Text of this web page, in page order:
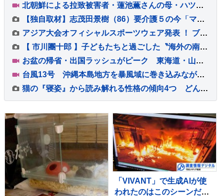
北朝鮮による拉致被害者・蓮池薫さんの母・ハツイさん（94）死去 進展しない拉致問題に 最後まで苛立ちも…
【独自取材】志茂田景樹（86）要介護５の今「ママとは壊れない絆で結ばれている」生活支える妻(78)
アジア大会オフィシャルスポーツウェア発表 ！ ブレイキン半井重幸「ファンの皆さんと心がつながっている」
【 市川團十郎 】子どもたちと過ごした〝海外の南国リゾート〟から帰国「ほっ、海外に子供達といくと それなりに緊張感あります」
お盆の帰省・出国ラッシュがピーク 東海道・山陽新幹線「のぞみ」下り 午前中はほぼ満席 羽田空港 国際線は出国のピーク 国内線には台風13号の影響が
台風13号 沖縄本島地方を暴風域に巻き込みながら西よりに進む 沖縄県内では約1万5000戸が停電 大雨・暴風・土砂災害などへ厳重警戒
猫の『寝姿』から読み解れる性格の傾向4つ どんな心理が表れているの？体勢別の意味もご紹介
「VIVANT」で生成AIが使
われたのはこのシーンだ！